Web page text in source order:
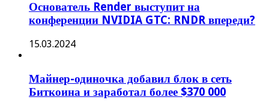
Основатель Render выступит на
конференции NVIDIA GTC: RNDR впереди?
15.03.2024
Майнер-одиночка добавил блок в сеть
Биткоина и заработал более $370 000